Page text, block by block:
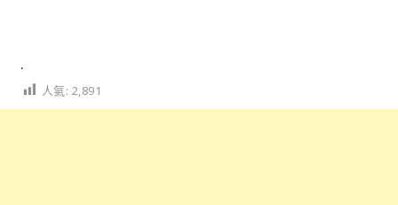
.
人氣: 2,891